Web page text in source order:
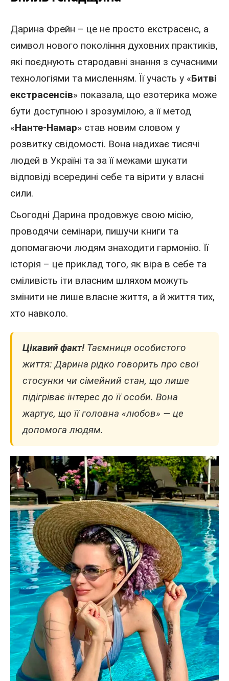
Дарина Фрейн – це не просто екстрасенс, а
символ нового покоління духовних практиків,
які поєднують стародавні знання з сучасними
технологіями та мисленням. Її участь у «Битві
екстрасенсів» показала, що езотерика може
бути доступною і зрозумілою, а її метод
«Нанте-Намар» став новим словом у
розвитку свідомості. Вона надихає тисячі
людей в Україні та за її межами шукати
відповіді всередині себе та вірити у власні
сили.
Сьогодні Дарина продовжує свою місію,
проводячи семінари, пишучи книги та
допомагаючи людям знаходити гармонію. Її
історія – це приклад того, як віра в себе та
сміливість іти власним шляхом можуть
змінити не лише власне життя, а й життя тих,
хто навколо.
Цікавий факт!Таємниця особистого
життя: Дарина рідко говорить про свої
стосунки чи сімейний стан, що лише
підігріває інтерес до її особи. Вона
жартує, що її головна «любов» — це
допомога людям.